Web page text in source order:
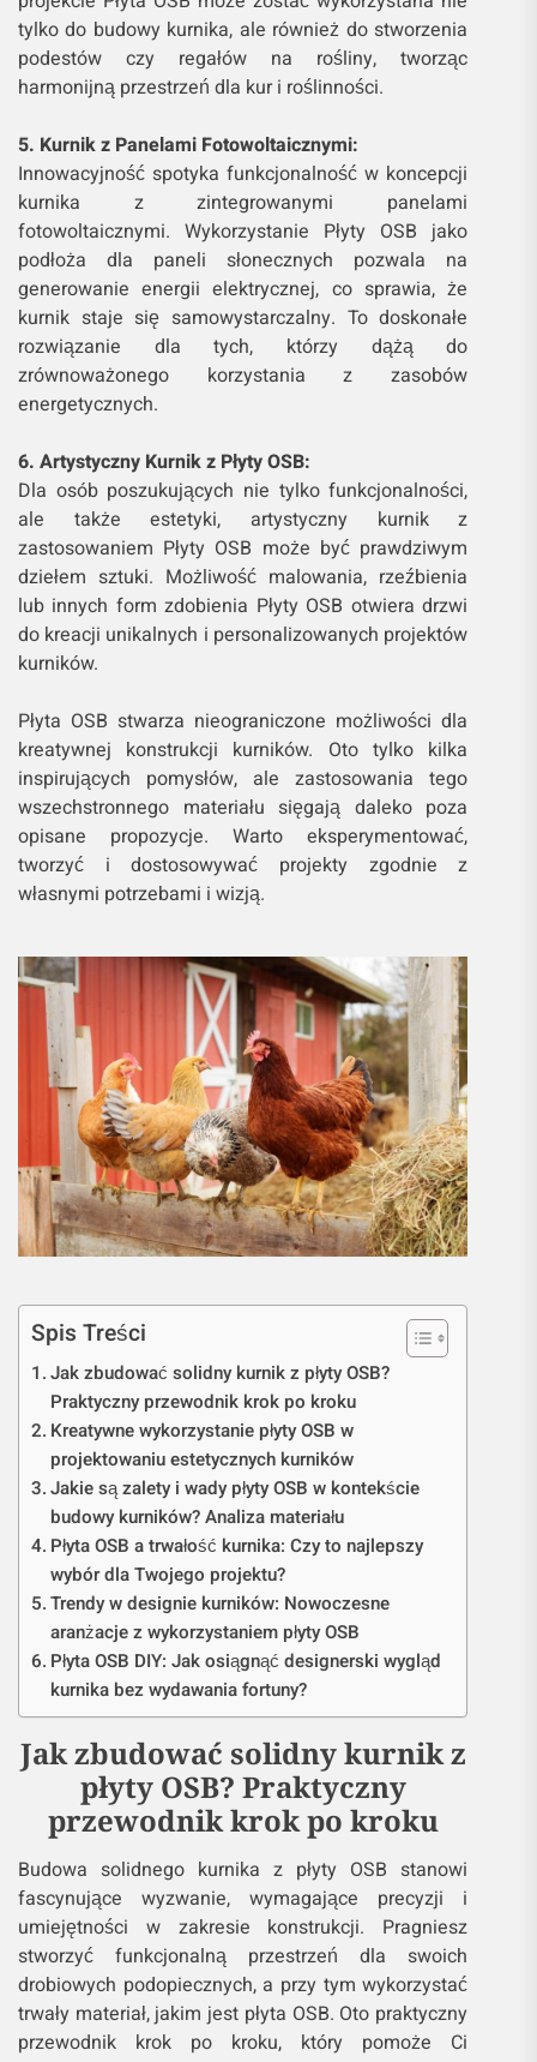
tylko do budowy kurnika, ale również do stworzenia
podestów czy regałów na rośliny, tworząc
harmonijną przestrzeń dla kur i roślinności.
5. Kurnik z Panelami Fotowoltaicznymi:
Innowacyjność spotyka funkcjonalność w koncepcji
kurnika z zintegrowanymi panelami
fotowoltaicznymi. Wykorzystanie Płyty OSB jako
podłoża dla paneli słonecznych pozwala na
generowanie energii elektrycznej, co sprawia, że
kurnik staje się samowystarczalny. To doskonałe
rozwiązanie dla tych, którzy dążą do
zrównoważonego korzystania z zasobów
energetycznych.
6. Artystyczny Kurnik z Płyty OSB:
Dla osób poszukujących nie tylko funkcjonalności,
ale także estetyki, artystyczny kurnik z
zastosowaniem Płyty OSB może być prawdziwym
dziełem sztuki. Możliwość malowania, rzeźbienia
lub innych form zdobienia Płyty OSB otwiera drzwi
do kreacji unikalnych i personalizowanych projektów
kurników.
Płyta OSB stwarza nieograniczone możliwości dla
kreatywnej konstrukcji kurników. Oto tylko kilka
inspirujących pomysłów, ale zastosowania tego
wszechstronnego materiału sięgają daleko poza
opisane propozycje. Warto eksperymentować,
tworzyć i dostosowywać projekty zgodnie z
własnymi potrzebami i wizją.
Spis Treści
Jak zbudować solidny kurnik z płyty OSB?
Praktyczny przewodnik krok po kroku
Kreatywne wykorzystanie płyty OSB w
projektowaniu estetycznych kurników
Jakie są zalety i wady płyty OSB w kontekście
budowy kurników? Analiza materiału
Płyta OSB a trwałość kurnika: Czy to najlepszy
wybór dla Twojego projektu?
Trendy w designie kurników: Nowoczesne
aranżacje z wykorzystaniem płyty OSB
Płyta OSB DIY: Jak osiągnąć designerski wygląd
kurnika bez wydawania fortuny?
Jak zbudować solidny kurnik z
płyty OSB? Praktyczny
przewodnik krok po kroku
Budowa solidnego kurnika z płyty OSB stanowi
fascynujące wyzwanie, wymagające precyzji i
umiejętności w zakresie konstrukcji. Pragniesz
stworzyć funkcjonalną przestrzeń dla swoich
drobiowych podopiecznych, a przy tym wykorzystać
trwały materiał, jakim jest płyta OSB. Oto praktyczny
przewodnik krok po kroku, który pomoże Ci